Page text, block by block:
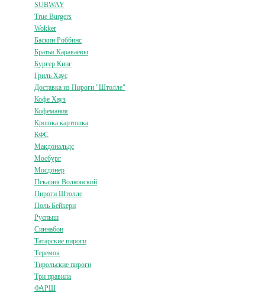
SUBWAY
True Burgers
Wokker
Баскин Роббинс
Братья Караваевы
Бургер Кинг
Гриль Хаус
Доставка из Пироги "Штолле"
Кофе Хауз
Кофемания
Крошка картошка
КФС
Макдональдс
Мосбург
Мосдонер
Пекарня Волконский
Пироги Штолле
Поль Бейкери
Руспыш
Синнабон
Татарские пироги
Теремок
Тирольские пироги
Три правила
ФАРШ